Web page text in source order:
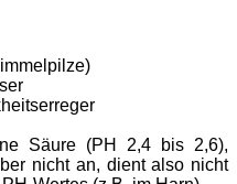
Säure (PH 2,4 bis 2,6),
nicht an, dient also nicht